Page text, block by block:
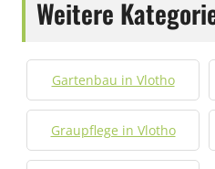
Weitere
Gartenbau in Vlotho
Graupflege in Vlotho